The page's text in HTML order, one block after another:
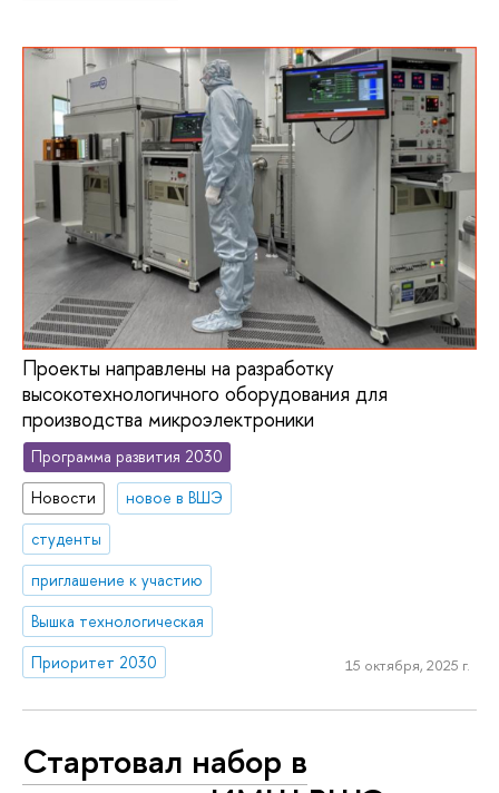
Проекты направлены на разработку
высокотехнологичного оборудования для
производства микроэлектроники
Программа развития 2030
Новости
новое в ВШЭ
студенты
приглашение к участию
Вышка технологическая
Приоритет 2030
15 октября, 2025 г.
Стартовал набор в